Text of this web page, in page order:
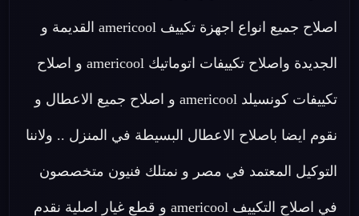
اصلاح جميع انواع اجهزة تكييف americool القديمة و
الجديدة واصلاح تكييفات اتوماتيك americool و اصلاح
تكييفات كونسيلد americool و اصلاح جميع الاعطال و
نقوم ايضا باصلاح الاعطال البسيطة في المنزل .. ولاننا
التوكيل المعتمد في مصر و نمتلك فنيون متخصصون
في اصلاح التكييف americool و قطع غيار اصلية نقدم